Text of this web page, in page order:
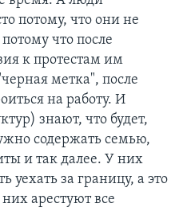
потому, что они не
что после
к протестам им
метка", после
на работу. И
знают, что будет,
содержать семью,
и так далее. У них
уехать за границу, а это
них арестуют все